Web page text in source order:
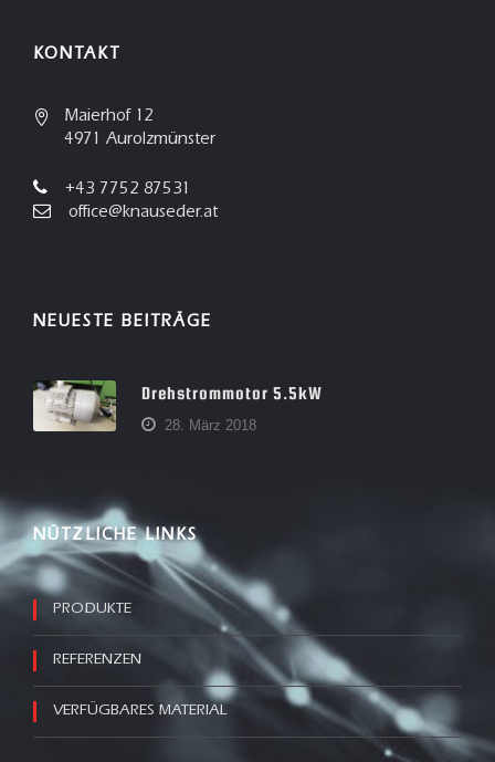
KONTAKT
Maierhof 12
4971 Aurolzmünster
+43 7752 87531
office@knauseder.at
NEUESTE BEITRÄGE
Drehstrommotor 5.5kW
28. März 2018
NÜTZLICHE LINKS
PRODUKTE
REFERENZEN
VERFÜGBARES MATERIAL